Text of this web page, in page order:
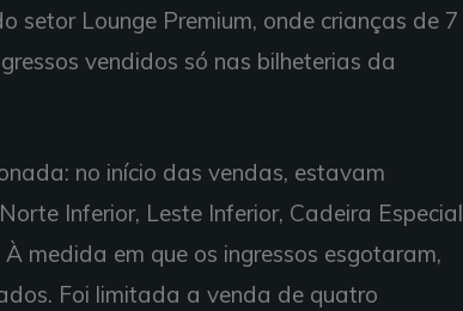
setor Lounge Premium, onde crianças de 7
vendidos só nas bilheterias da
no início das vendas, estavam
Inferior, Leste Inferior, Cadeira Especial
medida em que os ingressos esgotaram,
Foi limitada a venda de quatro